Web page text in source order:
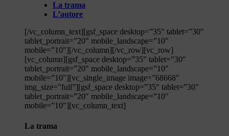
La trama
L’autore
[/vc_column_text][gsf_space desktop=”35″ tablet=”30″
tablet_portrait=”20″ mobile_landscape=”10″
mobile=”10″][/vc_column][/vc_row][vc_row]
[vc_column][gsf_space desktop=”35″ tablet=”30″
tablet_portrait=”20″ mobile_landscape=”10″
mobile=”10″][vc_single_image image=”68668″
img_size=”full”][gsf_space desktop=”35″ tablet=”30″
tablet_portrait=”20″ mobile_landscape=”10″
mobile=”10″][vc_column_text]
La trama